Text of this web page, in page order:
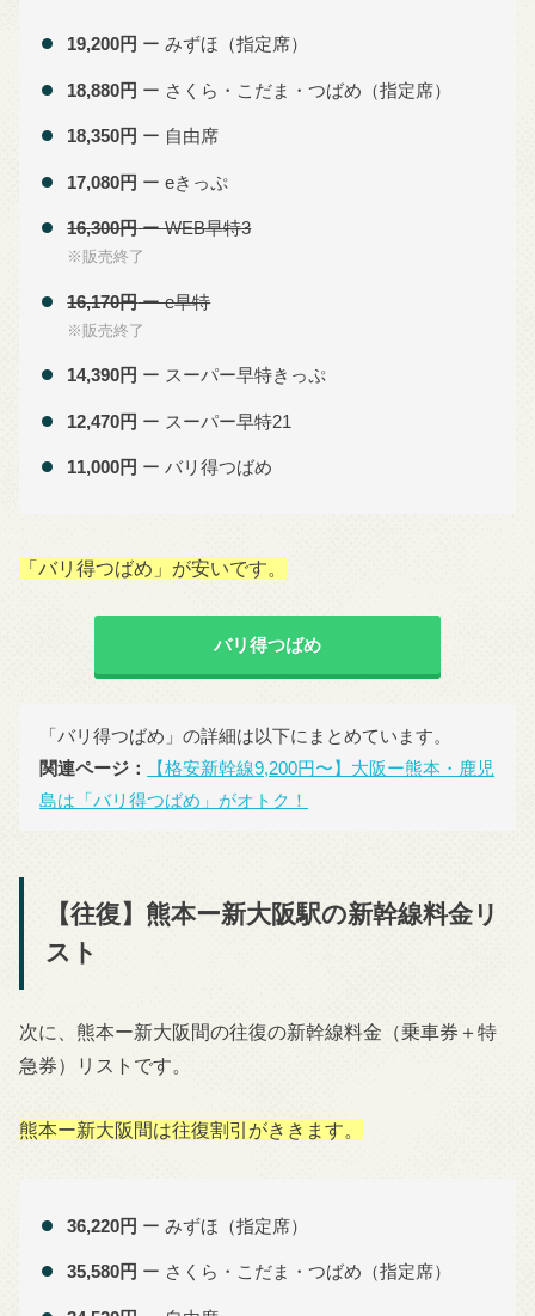
19,200円 ー みずほ（指定席）
18,880円 ー さくら・こだま・つばめ（指定席）
18,350円 ー 自由席
17,080円 ー eきっぷ
16,300円ー WEB早特3
※販売終了
16,170円ー e早特
※販売終了
14,390円 ー スーパー早特きっぷ
12,470円 ー スーパー早特21
11,000円 ー バリ得つばめ
「バリ得つばめ」が安いです。
バリ得つばめ
「バリ得つばめ」の詳細は以下にまとめています。
関連ページ：
【格安新幹線9,200円〜】大阪ー熊本・鹿児
島は「バリ得つばめ」がオトク！
【往復】熊本ー新大阪駅の新幹線料金リ
スト
次に、熊本ー新大阪間の往復の新幹線料金（乗車券＋特
急券）リストです。
熊本ー新大阪間は往復割引がききます。
36,220円 ー みずほ（指定席）
35,580円 ー さくら・こだま・つばめ（指定席）